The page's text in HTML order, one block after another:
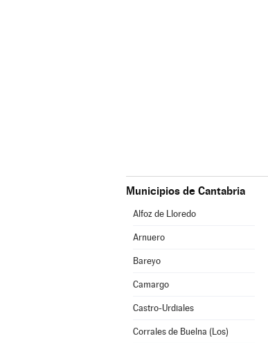
Municipios de Cantabria
Alfoz de Lloredo
Arnuero
Bareyo
Camargo
Castro-Urdiales
Corrales de Buelna (Los)